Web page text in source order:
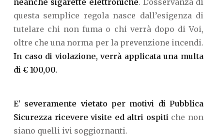
questa semplice regola nasce dall’esigenza di
tutelare chi non fuma o chi verrà dopo di Voi,
oltre che una norma per la prevenzione incendi.
In caso di violazione, verrà applicata una multa
di € 100,00.
E’ severamente vietato per motivi di Pubblica
Sicurezza ricevere visite ed altri ospiti che non
siano quelli ivi soggiornanti.